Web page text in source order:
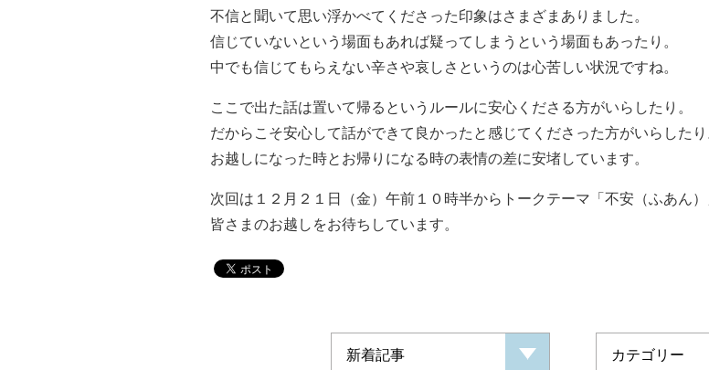
不信と聞いて思い浮かべてくださった印象はさまざまありました。
信じていないという場面もあれば疑ってしまうという場面もあったり。
中でも信じてもらえない辛さや哀しさというのは心苦しい状況ですね。
ここで出た話は置いて帰るというルールに安心くださる方がいらしたり。
だからこそ安心して話ができて良かったと感じてくださった方がいらしたり
お越しになった時とお帰りになる時の表情の差に安堵しています。
次回は１２月２１日（金）午前１０時半からトークテーマ「不安（ふあん）
皆さまのお越しをお待ちしています。